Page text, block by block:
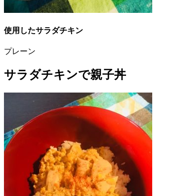
使用したサラダチキン
プレーン
サラダチキンで親子丼